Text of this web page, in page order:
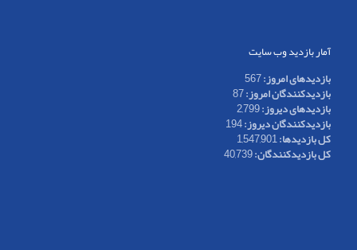
آمار بازدید وب سایت
بازدیدهای امروز:567
بازدیدکنندگان امروز:87
بازدیدهای دیروز:2,799
بازدیدکنندگان دیروز:194
کل بازدیدها:1,547,901
کل بازدیدکنند‌گان:40,739